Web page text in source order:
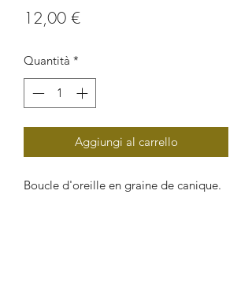
12,00 €Prezzo
Quantità *
Aggiungi al carrello
Boucle d'oreille en graine de canique.